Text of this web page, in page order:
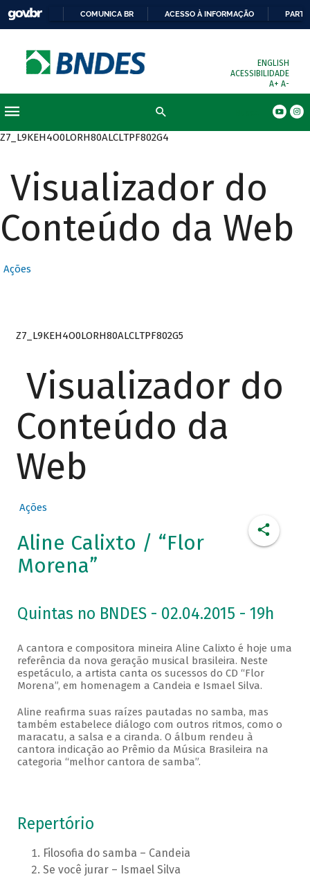
COMUNICA BR ACESSO À INFORMAÇÃO
ENGLISH
ACESSIBILIDADE
A+ A-
Z7_L9KEH4O0LORH80ALCLTPF802G4
Visualizador do
Conteúdo da Web
Ações
Z7_L9KEH4O0LORH80ALCLTPF802G5
Visualizador do
Conteúdo da
Web
Ações
Aline Calixto / “Flor
Morena”
Quintas no BNDES - 02.04.2015 - 19h
A cantora e compositora mineira Aline Calixto é hoje uma
referência da nova geração musical brasileira. Neste
espetáculo, a artista canta os sucessos do CD “Flor
Morena”, em homenagem a Candeia e Ismael Silva.
Aline reafirma suas raízes pautadas no samba, mas
também estabelece diálogo com outros ritmos, como o
maracatu, a salsa e a ciranda. O álbum rendeu à
cantora indicação ao Prêmio da Música Brasileira na
categoria “melhor cantora de samba”.
Repertório
Filosofia do samba – Candeia
Se você jurar – Ismael Silva